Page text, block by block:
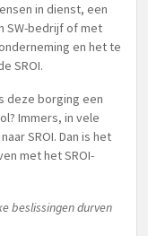
in dienst, een
SW-bedrijf of met
en het te
SROI.
deze borging een
Immers, in vele
SROI. Dan is het
met het SROI-
beslissingen durven